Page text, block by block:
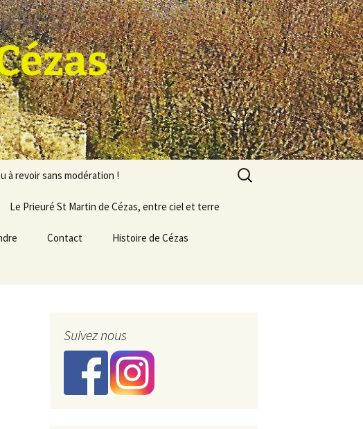
à revoir sans modération !
Le Prieuré St Martin de Cézas, entre ciel et terre
Contact Histoire de Cézas
Rechercher :
Suivez nous